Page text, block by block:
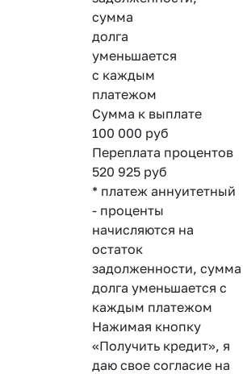
сумма
долга
уменьшается
с каждым
платежом
Сумма к выплате
100 000 руб
Переплата процентов
520 925 руб
* платеж аннуитетный
- проценты
начисляются на
остаток
задолженности, сумма
долга уменьшается с
каждым платежом
Нажимая кнопку
«Получить кредит», я
даю свое согласие на